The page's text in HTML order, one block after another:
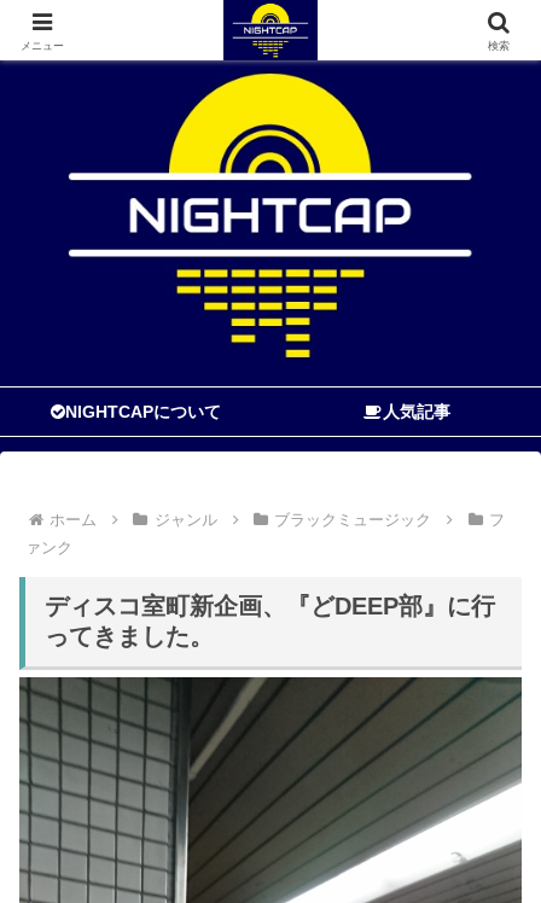
寝る前に読む音楽ブログ
NIGHTCAPについて 人気記事
ホーム ジャンル ブラックミュージック
フ
ァンク
ディスコ室町新企画、『どDEEP部』に行
ってきました。
メニュー 検索